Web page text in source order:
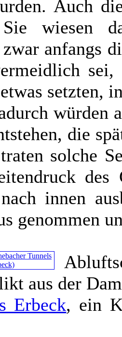
Auch
wiesen
anfangs
setzten,
würden
die
solche
innen
genommen
aus der
Erbeck, ein